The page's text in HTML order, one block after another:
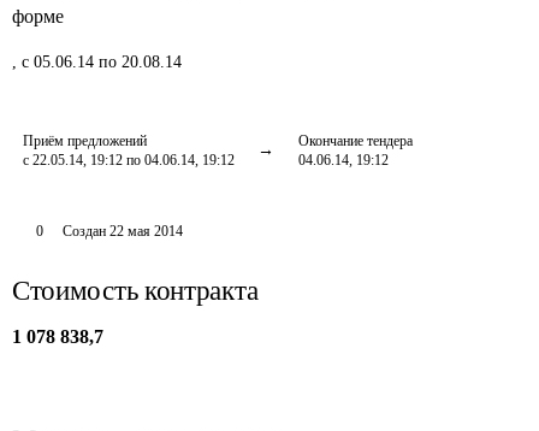
форме
, с 05.06.14 по 20.08.14
Приём предложений
с 22.05.14, 19:12 по 04.06.14, 19:12
Окончание тендера
04.06.14, 19:12
0 Создан 22 мая 2014
Стоимость контракта
1 078 838,7